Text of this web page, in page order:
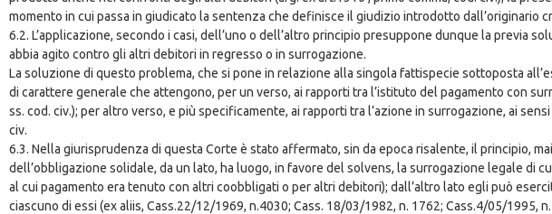
momento in cui passa in giudicato la sentenza che definisce il giudizio introdotto dall’originario
6.2. L’applicazione, secondo i casi, dell’uno o dell’altro principio presuppone dunque la
abbia agito contro gli altri debitori in regresso o in surrogazione.
La soluzione di questo problema, che si pone in relazione alla singola fattispecie sottoposta
di carattere generale che attengono, per un verso, ai rapporti tra l’istituto del pagamento con
ss. cod. civ.); per altro verso, e più specificamente, ai rapporti tra l’azione in surrogazione, ai
civ.
6.3. Nella giurisprudenza di questa Corte è stato affermato, sin da epoca risalente, il principio,
dell’obbligazione solidale, da un lato, ha luogo, in favore del solvens, la surrogazione legale di
al cui pagamento era tenuto con altri coobbligati o per altri debitori); dall’altro lato egli può
ciascuno di essi (ex aliis, Cass.22/12/1969, n.4030; Cass. 18/03/1982, n. 1762; Cass.4/05/1995,